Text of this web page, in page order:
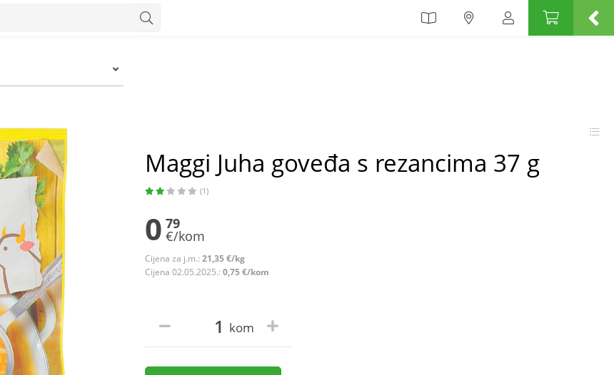
Maggi Juha goveđa s rezancima 37 g
(1)
0 79
€/kom
Cijena za j.m.: 21,35 €/kg
Cijena 02.05.2025.: 0,75 €/kom
kom